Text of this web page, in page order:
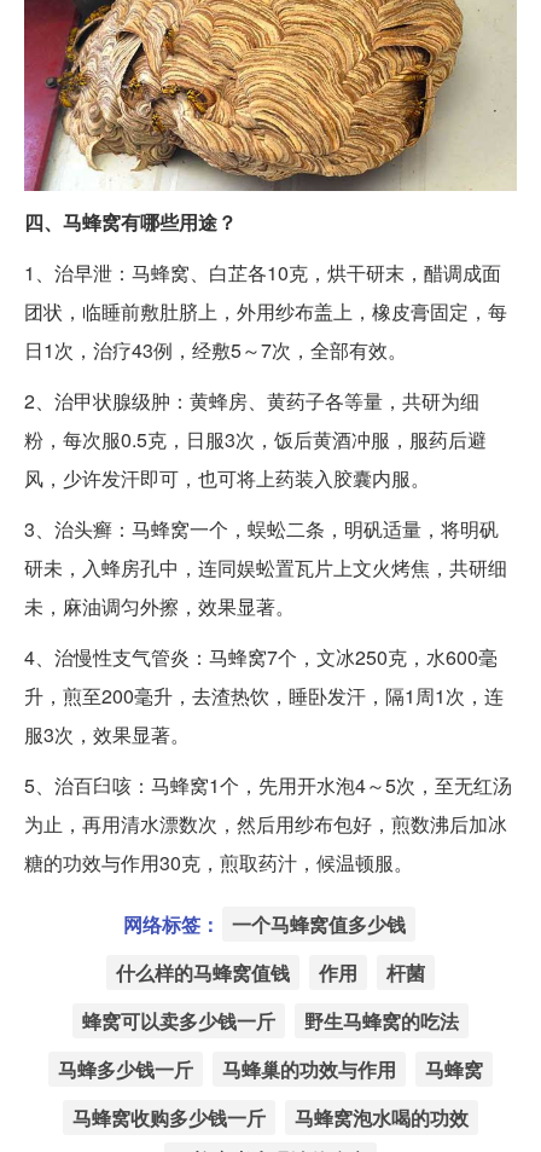
四、马蜂窝有哪些用途？
1、治早泄：马蜂窝、白芷各10克，烘干研末，醋调成面
团状，临睡前敷肚脐上，外用纱布盖上，橡皮膏固定，每
日1次，治疗43例，经敷5～7次，全部有效。
2、治甲状腺级肿：黄蜂房、黄药子各等量，共研为细
粉，每次服0.5克，日服3次，饭后黄酒冲服，服药后避
风，少许发汗即可，也可将上药装入胶囊内服。
3、治头癣：马蜂窝一个，蜈蚣二条，明矾适量，将明矾
研未，入蜂房孔中，连同娱蚣置瓦片上文火烤焦，共研细
未，麻油调匀外擦，效果显著。
4、治慢性支气管炎：马蜂窝7个，文冰250克，水600毫
升，煎至200毫升，去渣热饮，睡卧发汗，隔1周1次，连
服3次，效果显著。
5、治百臼咳：马蜂窝1个，先用开水泡4～5次，至无红汤
为止，再用清水漂数次，然后用纱布包好，煎数沸后加冰
糖的功效与作用30克，煎取药汁，候温顿服。
网络标签：
一个马蜂窝值多少钱
什么样的马蜂窝值钱
作用
杆菌
蜂窝可以卖多少钱一斤
野生马蜂窝的吃法
马蜂多少钱一斤
马蜂巢的功效与作用
马蜂窝
马蜂窝收购多少钱一斤
马蜂窝泡水喝的功效